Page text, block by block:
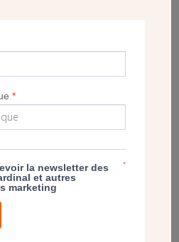
œuvres du Chemin de Croix
ŒUVRE
*
la newsletter des
et autres
marketing
*